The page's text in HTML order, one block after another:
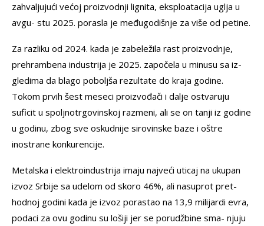
zahvaljujući većoj proizvodnji lignita, eksploatacija uglja u
avgu- stu 2025. porasla je međugodišnje za više od petine.
Za razliku od 2024. kada je zabeležila rast proizvodnje,
prehrambena industrija je 2025. započela u minusu sa iz-
gledima da blago poboljša rezultate do kraja godine.
Tokom prvih šest meseci proizvođači i dalje ostvaruju
suficit u spoljnotrgovinskoj razmeni, ali se on tanji iz godine
u godinu, zbog sve oskudnije sirovinske baze i oštre
inostrane konkurencije.
Metalska i elektroindustrija imaju najveći uticaj na ukupan
izvoz Srbije sa udelom od skoro 46%, ali nasuprot pret-
hodnoj godini kada je izvoz porastao na 13,9 milijardi evra,
podaci za ovu godinu su lošiji jer se porudžbine sma- njuju